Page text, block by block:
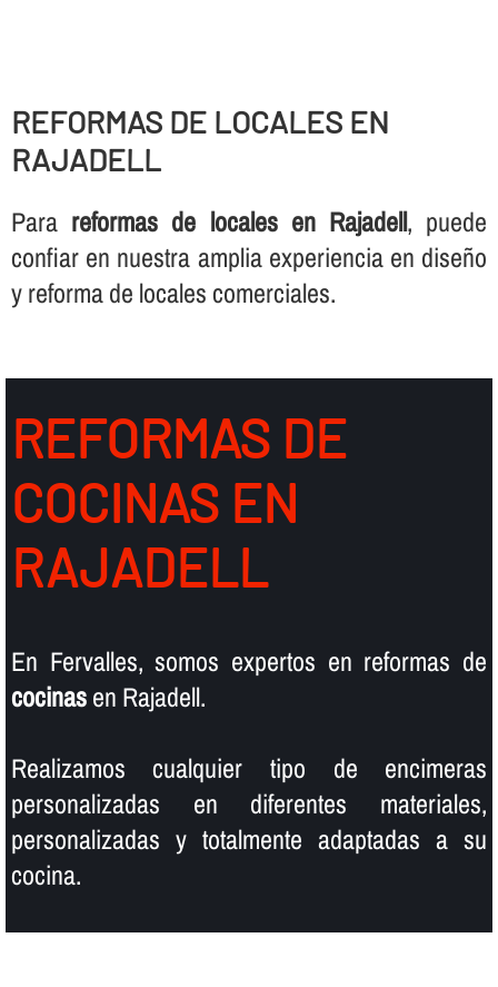
REFORMAS DE LOCALES EN
RAJADELL
Para reformas de locales en Rajadell, puede
confiar en nuestra amplia experiencia en diseño
y reforma de locales comerciales.
REFORMAS DE
COCINAS EN
RAJADELL
En Fervalles, somos expertos en reformas de
cocinasen Rajadell.
Realizamos cualquier tipo de encimeras
personalizadas en diferentes materiales,
personalizadas y totalmente adaptadas a su
cocina.